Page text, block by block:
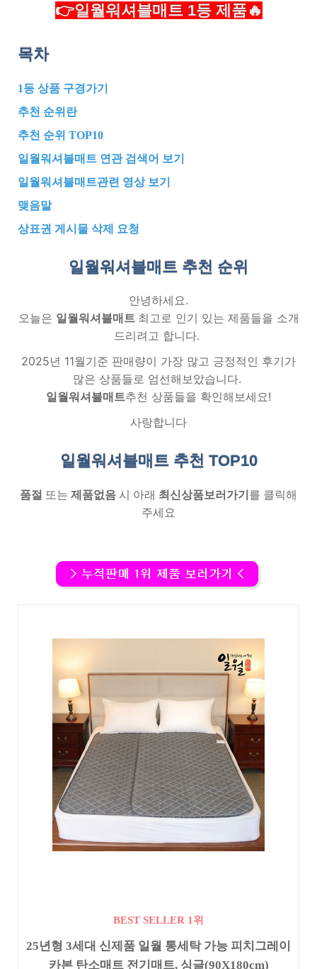
👉일월워셔블매트 1등 제품🔥
목차
1등 상품 구경가기
추천 순위란
추천 순위 TOP10
일월워셔블매트 연관 검색어 보기
일월워셔블매트관련 영상 보기
맺음말
상표권 게시물 삭제 요청
일월워셔블매트 추천 순위
안녕하세요.
오늘은 일월워셔블매트 최고로 인기 있는 제품들을 소개
드리려고 합니다.
2025년 11월기준 판매량이 가장 많고 긍정적인 후기가
많은 상품들로 엄선해보았습니다.
일월워셔블매트추천 상품들을 확인해보세요!
사랑합니다
일월워셔블매트 추천 TOP10
품절 또는 제품없음 시 아래 최신상품보러가기 를 클릭해
주세요
BEST SELLER 1위
25년형 3세대 신제품 일월 통세탁 가능 피치그레이
카본 탄소매트 전기매트, 싱글(90X180cm)